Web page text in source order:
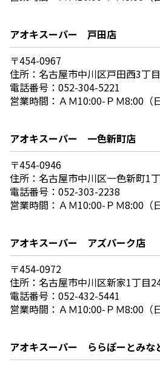
アオキスーパー 戸田店
〒454-0967
住所：名古屋市中川区戸田西3丁
電話番号：052-304-5221
営業時間：ＡＭ10:00-ＰＭ8:00（
アオキスーパー 一色新町店
〒454-0946
住所：名古屋市中川区一色新町1
電話番号：052-303-2238
営業時間：ＡＭ10:00-ＰＭ8:00（
アオキスーパー アズパーク店
〒454-0972
住所：名古屋市中川区新家1丁目
電話番号：052-432-5441
営業時間：ＡＭ10:00-ＰＭ8:00（
アオキスーパー ららぽーとみな